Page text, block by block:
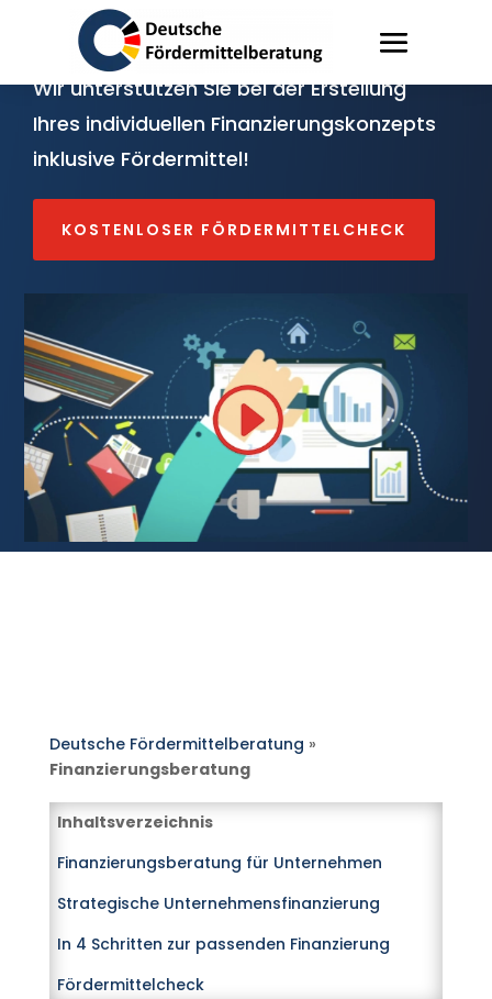
Finanzierungsberatung
Wir unterstützen Sie bei der Erstellung
Ihres individuellen Finanzierungskonzepts
inklusive Fördermittel!
KOSTENLOSER FÖRDERMITTELCHECK
Deutsche Fördermittelberatung »
Finanzierungsberatung
Inhaltsverzeichnis
Finanzierungsberatung für Unternehmen
Strategische Unternehmensfinanzierung
In 4 Schritten zur passenden Finanzierung
Fördermittelcheck